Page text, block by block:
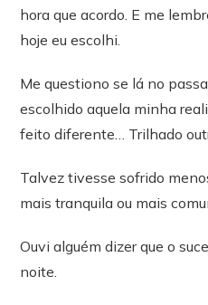
hora que acordo. E me
hoje eu escolhi.
Me questiono se lá no
escolhido aquela minha
feito diferente… Trilhado
Talvez tivesse sofrido
mais tranquila ou mais
Ouvi alguém dizer que o
noite.